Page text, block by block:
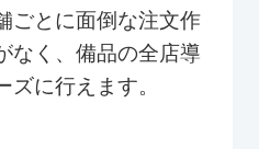
ごとに面倒な注文作
なく、備品の全店導
ズに行えます。